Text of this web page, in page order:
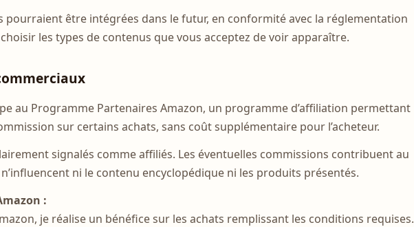
pourraient être intégrées dans le futur, en conformité avec la réglementation
les types de contenus que vous acceptez de voir apparaître.
au Programme Partenaires Amazon, un programme d’affiliation permettant
sur certains achats, sans coût supplémentaire pour l’acheteur.
signalés comme affiliés. Les éventuelles commissions contribuent au
ni le contenu encyclopédique ni les produits présentés.
:
je réalise un bénéfice sur les achats remplissant les conditions requises.